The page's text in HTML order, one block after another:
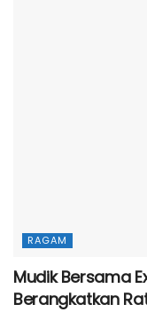
RAGAM
Mudik Bersama
Berangkatkan